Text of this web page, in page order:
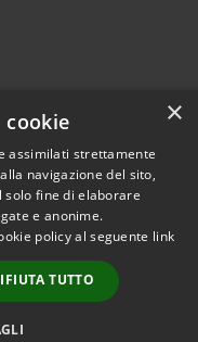
© 2026 • Comune di
Desio • Powered by
•
Accesso
redazione
×
assimilati strettamente
navigazione del sito,
solo fine di elaborare
e anonime.
policy al seguente link
TUTTO